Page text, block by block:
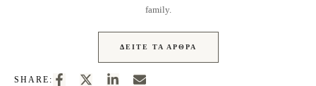
family.
ΔΕΊΤΕ ΤΑ ΆΡΘΡΑ
SHARE: